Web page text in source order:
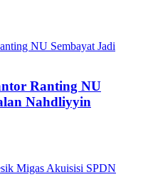
Ranting NU
Nahdliyyin